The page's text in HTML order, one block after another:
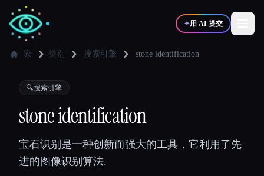
✦用 AI 提交
✍️写作者
💻 📈
🎓学生
家 类别 搜索引擎 stone identification
🔍搜索引擎
stone identification
宝石识别是一种创新而强大的工具，它利用了先
进的图像识别算法.